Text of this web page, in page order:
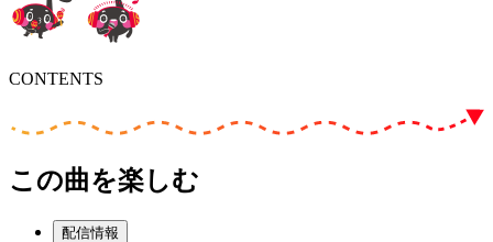
CONTENTS
この曲を楽しむ
配信情報